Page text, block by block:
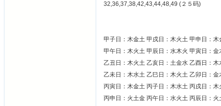
32,36,37,38,42,43,44,48,49 (２５码)
甲子日：木金土 甲戌日：木火土 甲申日：木
甲午日：木火土 甲辰日：水木火 甲寅日：金
乙丑日：木火土 乙亥日：土金水 乙酉日：木
乙未日：木水土 乙巳日：木火土 乙卯日：金
丙寅日：木金土 丙子日：木水土 丙戌日：木
丙申日：火土金 丙午日：水火土 丙辰日：火